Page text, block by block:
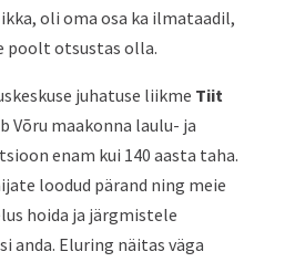
oli oma osa ka ilmataadil,
poolt otsustas olla.
juhatuse liikme Tiit
Võru maakonna laulu- ja
enam kui 140 aasta taha.
loodud pärand ning meie
hoida ja järgmistele
anda. Eluring näitas väga